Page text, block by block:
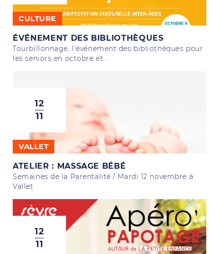
CULTURE
ÉVÉNEMENT DES BIBLIOTHÈQUES
Tourbillonnage, l'événement des bibliothèques pour
les seniors en octobre et...
12
11
VALLET
ATELIER : MASSAGE BÉBÉ
Semaines de la Parentalité / Mardi 12 novembre à
Vallet
12
11